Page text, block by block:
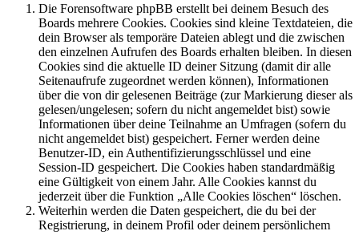
Die Forensoftware phpBB erstellt bei deinem Besuch des
Boards mehrere Cookies. Cookies sind kleine Textdateien, die
dein Browser als temporäre Dateien ablegt und die zwischen
den einzelnen Aufrufen des Boards erhalten bleiben. In diesen
Cookies sind die aktuelle ID deiner Sitzung (damit dir alle
Seitenaufrufe zugeordnet werden können), Informationen
über die von dir gelesenen Beiträge (zur Markierung dieser als
gelesen/ungelesen; sofern du nicht angemeldet bist) sowie
Informationen über deine Teilnahme an Umfragen (sofern du
nicht angemeldet bist) gespeichert. Ferner werden deine
Benutzer-ID, ein Authentifizierungsschlüssel und eine
Session-ID gespeichert. Die Cookies haben standardmäßig
eine Gültigkeit von einem Jahr. Alle Cookies kannst du
jederzeit über die Funktion „Alle Cookies löschen“ löschen.
Weiterhin werden die Daten gespeichert, die du bei der
Registrierung, in deinem Profil oder deinem persönlichem